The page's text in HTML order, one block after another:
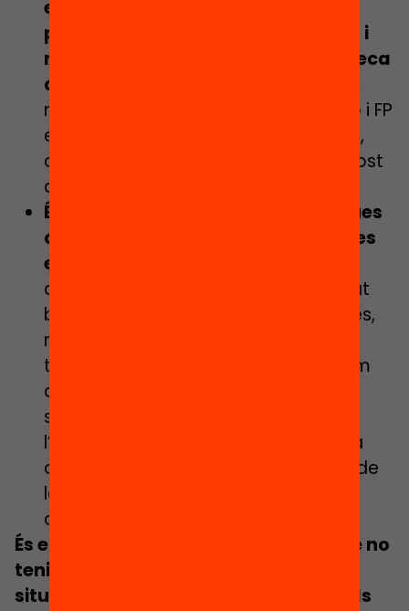
entre 3r d’ESO i 2n de secundària
postobligatòria en risc de pobresa i
només 28.324 disposaven d’una beca
de suport a l’estudi (beca MEFP).
més, la beca del Ministeri d’Educació i FP
els atorga uns minsos 1.500€ anuals,
que no cobreixen ni de bon tros el cost
d’oportunitat de seguir estudiant.
És necessari un programa de beques
que redueixi el percentatge de joves
en risc de pobresa
desconeixement o per la complexitat
burocràtica del procediment d’accés,
no sol·liciten l’ajut: el fenomen non-
take-up (NTU). Tot i que no disposem
de dades ni d’anàlisis específiques
sobre l’abast del non-take-up en
l’àmbit educatiu, aquest fenomen fa
que, per exemple, l’any 2021 ni el 6% de
les persones pobres a Catalunya
accedís a l’Ingrés Mínim Vital.
És el moment que Catalunya passi de no
tenir una política pròpia de beques a
situar-se entre els països amb models